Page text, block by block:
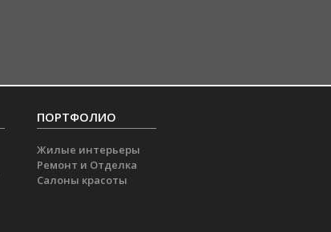
ПОРТФОЛИО
Жилые интерьеры
Ремонт и Отделка
Салоны красоты